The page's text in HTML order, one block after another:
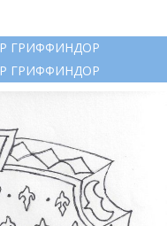
ГРИФФИНДОР
ГРИФФИНДОР